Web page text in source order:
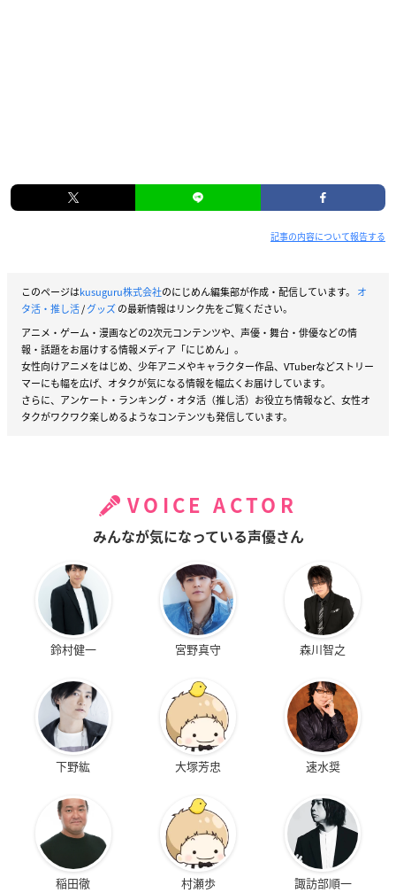
記事の内容について報告する
このページはkusuguru株式会社のにじめん編集部が作成・配信しています。 オ
タ活・推し活/グッズの最新情報はリンク先をご覧ください。
アニメ・ゲーム・漫画などの2次元コンテンツや、声優・舞台・俳優などの情
報・話題をお届けする情報メディア「にじめん」。
女性向けアニメをはじめ、少年アニメやキャラクター作品、VTuberなどストリー
マーにも幅を広げ、オタクが気になる情報を幅広くお届けしています。
さらに、アンケート・ランキング・オタ活（推し活）お役立ち情報など、女性オ
タクがワクワク楽しめるようなコンテンツも発信しています。
VOICE ACTOR
みんなが気になっている声優さん
鈴村健一 宮野真守 森川智之
下野紘 大塚芳忠 速水奨
稲田徹 村瀬歩 諏訪部順一